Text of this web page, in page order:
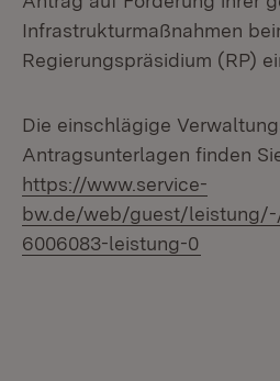
Infrastrukturmaßnahmen
Regierungspräsidium (RP)
Die einschlägige
Antragsunterlagen finden
https://www.service-
bw.de/web/guest/
6006083-leistung-0